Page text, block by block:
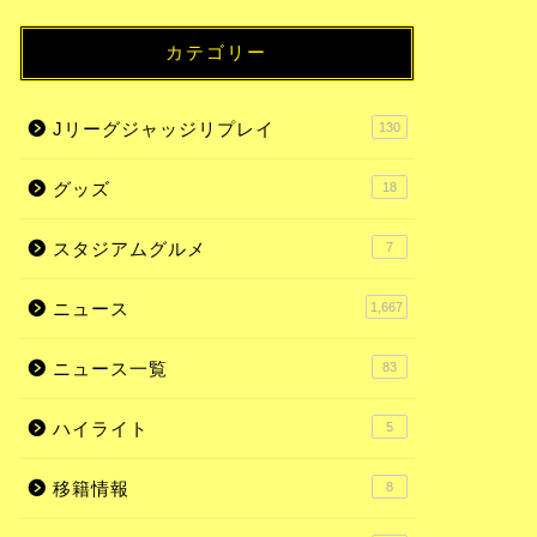
カテゴリー
Jリーグジャッジリプレイ 130
グッズ 18
スタジアムグルメ 7
ニュース 1,667
ニュース一覧 83
ハイライト 5
移籍情報 8